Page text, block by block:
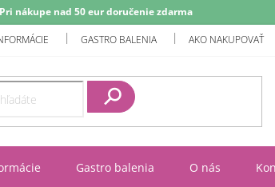
Pri nákupe nad 50 eur doručenie zdarma
GASTRO BALENIA AKO NAKUPOVAŤ
Gastro balenia O nás